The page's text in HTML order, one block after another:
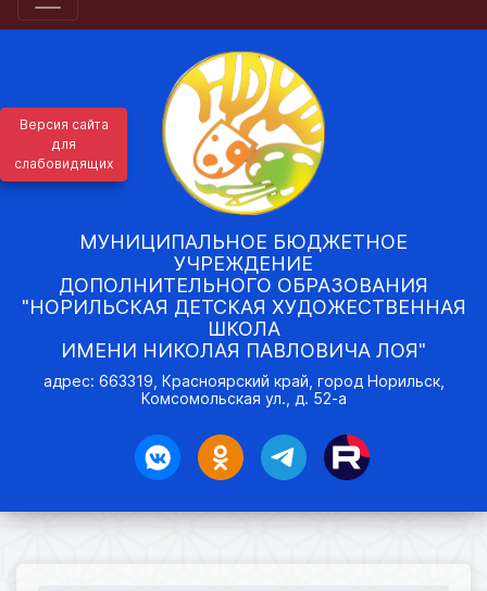
Версия сайта
для
слабовидящих
МУНИЦИПАЛЬНОЕ БЮДЖЕТНОЕ
УЧРЕЖДЕНИЕ
ДОПОЛНИТЕЛЬНОГО ОБРАЗОВАНИЯ
"НОРИЛЬСКАЯ ДЕТСКАЯ ХУДОЖЕСТВЕННАЯ
ШКОЛА
ИМЕНИ НИКОЛАЯ ПАВЛОВИЧА ЛОЯ"
адрес: 663319, Красноярский край, город Норильск,
Комсомольская ул., д. 52-а